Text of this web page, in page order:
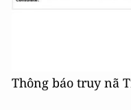
Thông báo truy nã